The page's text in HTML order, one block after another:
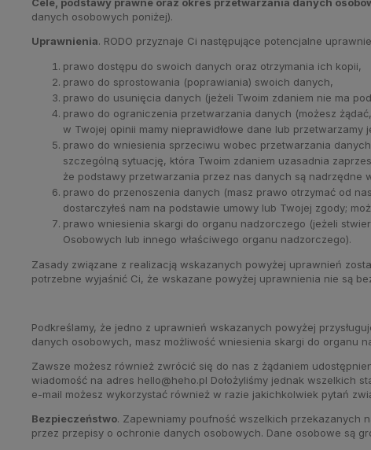
danych osobowych poniżej).
Uprawnienia. RODO przyznaje Ci następujące potencjalne
prawo dostępu do swoich danych oraz otrzymania ich kopii,
prawo do sprostowania (poprawiania) swoich danych,
prawo do usunięcia danych (jeżeli Twoim zdaniem nie ma
prawo do ograniczenia przetwarzania danych (możesz
w Twojej opinii mamy nieprawidłowe dane lub przetwarzamy
prawo do wniesienia sprzeciwu wobec przetwarzania
szczególną sytuację, która Twoim zdaniem uzasadnia
że podstawy przetwarzania przez nas danych są
prawo do przenoszenia danych (masz prawo otrzymać od
dostarczyłeś nam na podstawie umowy lub Twojej zgody;
prawo wniesienia skargi do organu nadzorczego (jeżeli
Osobowych lub innego właściwego organu nadzorczego).
Zasady związane z realizacją wskazanych powyżej uprawnień
potrzebne wyjaśnić Ci, że wskazane powyżej uprawnienia nie są
Podkreślamy, że jedno z uprawnień wskazanych powyżej
danych osobowych, masz możliwość wniesienia skargi do organu
Zawsze możesz również zwrócić się do nas z żądaniem
wiadomość na adres hello@heho.pl Dołożyliśmy jednak wszelkich
e-mail możesz wykorzystać również w razie jakichkolwiek pytań
Bezpieczeństwo. Zapewniamy poufność wszelkich przekazanych
przez przepisy o ochronie danych osobowych. Dane osobowe są